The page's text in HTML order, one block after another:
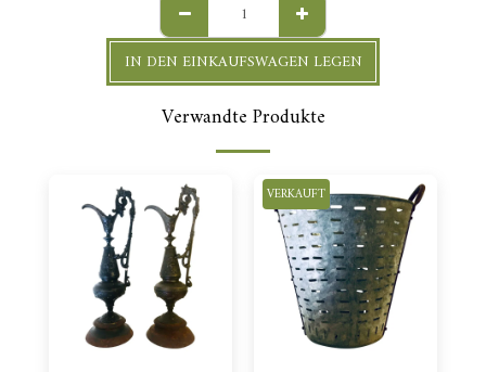
IN DEN EINKAUFSWAGEN LEGEN
Verwandte Produkte
VERKAUFT